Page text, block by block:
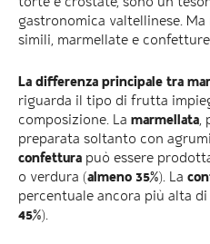
torte e crostate, sono un
gastronomica valtellinese.
simili, marmellate e
La differenza principale tra
riguarda il tipo di frutta
composizione. La marmellata,
preparata soltanto con
confettura può essere
o verdura (almeno 35%). La
percentuale ancora più alta
45%).